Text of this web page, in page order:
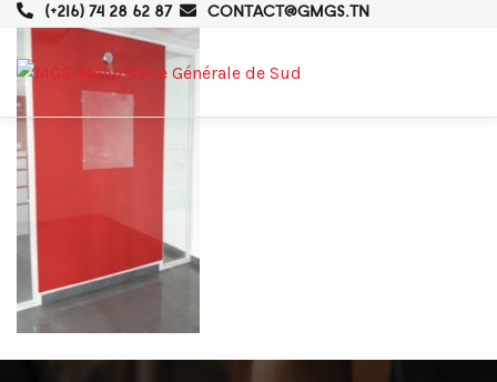
(+216) 74 28 62 87 CONTACT@GMGS.TN